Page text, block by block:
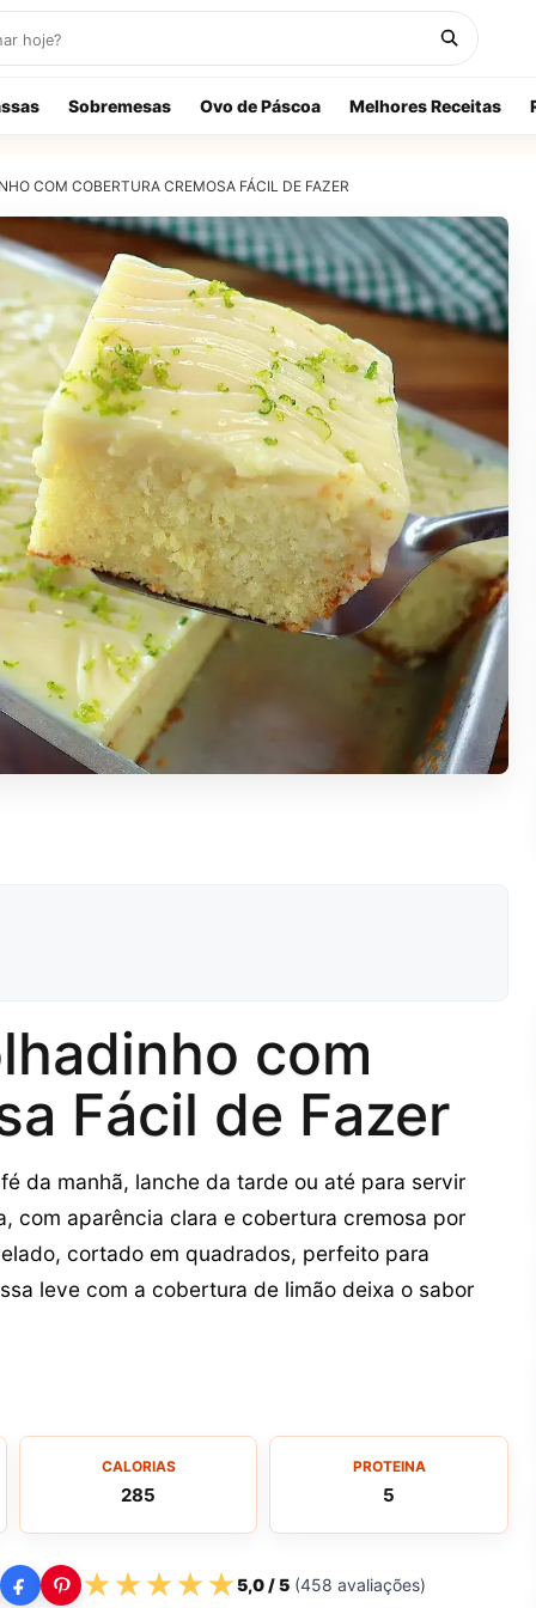
Sobremesas Ovo de Páscoa Melhores Receitas
COM COBERTURA CREMOSA FÁCIL DE FAZER
com
Fácil de Fazer
da manhã, lanche da tarde ou até para servir
com aparência clara e cobertura cremosa por
cortado em quadrados, perfeito para
leve com a cobertura de limão deixa o sabor
CALORIAS
285
PROTEINA
5
★★★★★5,0/ 5 (458 avaliações)